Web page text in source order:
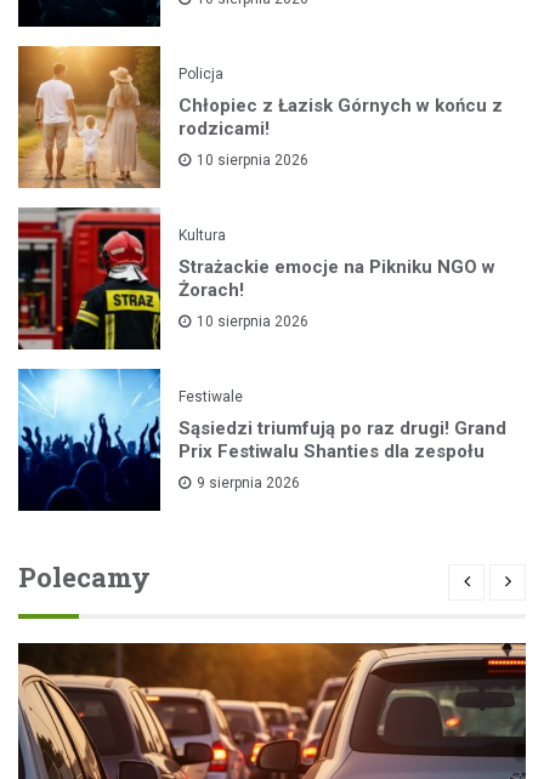
Policja
Chłopiec z Łazisk Górnych w końcu z
rodzicami!
10 sierpnia 2026
Kultura
Strażackie emocje na Pikniku NGO w
Żorach!
10 sierpnia 2026
Festiwale
Sąsiedzi triumfują po raz drugi! Grand
Prix Festiwalu Shanties dla zespołu
9 sierpnia 2026
Polecamy